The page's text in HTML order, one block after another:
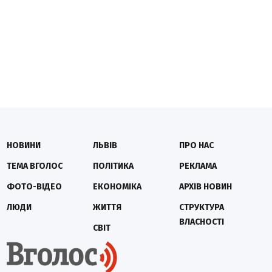
НОВИНИ
ТЕМА ВГОЛОС
ФОТО-ВІДЕО
ЛЮДИ
ЛЬВІВ
ПОЛІТИКА
ЕКОНОМІКА
ЖИТТЯ
СВІТ
ПРО НАС
РЕКЛАМА
АРХІВ НОВИН
СТРУКТУРА
ВЛАСНОСТІ